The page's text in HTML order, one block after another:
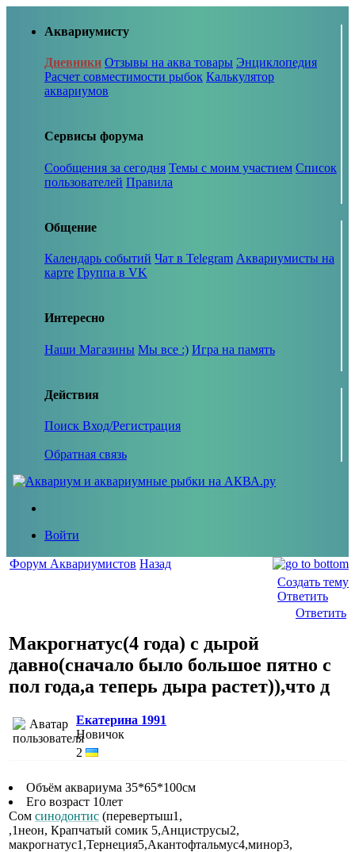
Аквариумисту
Дневники Отзывы на аква товары Энциклопедия
Расчет совместимости рыбок Калькулятор
аквариумов
Сервисы форума
Сообщения за сегодня Темы с моим участием Список
пользователей Правила
Общение
Календарь событий Чат в Telegram Аквариумисты на
карте Группа в VK
Интересно
Наши Магазины Мы все :) Игра на память
Действия
Поиск Вход/Регистрация
Обратная связь
Войти
Форум Аквариумистов Назад
Создать тему
Ответить
Ответить
Макрогнатус(4 года) с дырой
давно(сначало было большое пятно с
пол года,а теперь дыра растет)),что д
Екатерина 1991
Новичок
2
Объём аквариума 35*65*100см
Его возраст 10лет
Cом синодонтис (перевертыш1,
,1неон, Крапчатый сомик 5,Анциструсы2,
макрогнатус1,Тернеция5,Акантофтальмус4,минор3,